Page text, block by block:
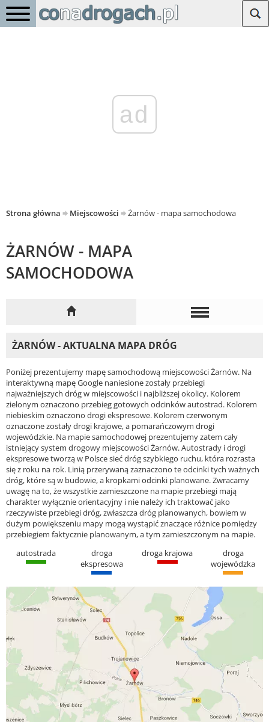
ad
Strona główna Miejscowości Żarnów - mapa samochodowa
ŻARNÓW - MAPA
SAMOCHODOWA
ŻARNÓW - AKTUALNA MAPA DRÓG
Poniżej prezentujemy mapę samochodową miejscowości Żarnów. Na
interaktywną mapę Google naniesione zostały przebiegi
najważniejszych dróg w miejscowości i najbliższej okolicy. Kolorem
zielonym oznaczono przebieg gotowych odcinków autostrad. Kolorem
niebieskim oznaczono drogi ekspresowe. Kolorem czerwonym
oznaczone zostały drogi krajowe, a pomarańczowym drogi
wojewódzkie. Na mapie samochodowej prezentujemy zatem cały
istniejący system drogowy miejscowości Żarnów. Autostrady i drogi
ekspresowe tworzą w Polsce sieć dróg szybkiego ruchu, która rozrasta
się z roku na rok. Linią przerywaną zaznaczono te odcinki tych ważnych
dróg, które są w budowie, a kropkami odcinki planowane. Zwracamy
uwagę na to, że wszystkie zamieszczone na mapie przebiegi mają
charakter wyłącznie orientacyjny i nie należy ich traktować jako
rzeczywiste przebiegi dróg, zwłaszcza dróg planowanych, bowiem w
dużym powiększeniu mapy mogą wystąpić znaczące różnice pomiędzy
przebiegiem faktycznie planowanym, a tym zamieszczonym na mapie.
autostrada
droga
ekspresowa
droga krajowa
droga
wojewódzka